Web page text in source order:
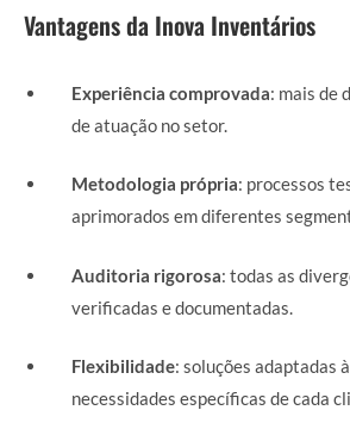
Vantagens da Inova Inventários
Experiência comprovada: mais de
de atuação no setor.
Metodologia própria: processos
aprimorados em diferentes
Auditoria rigorosa: todas as
verificadas e documentadas.
Flexibilidade: soluções adaptadas
necessidades específicas de cada